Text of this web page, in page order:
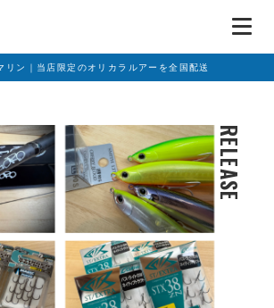
リン｜当店限定のオリカラルアーを全国配送
RELEASE